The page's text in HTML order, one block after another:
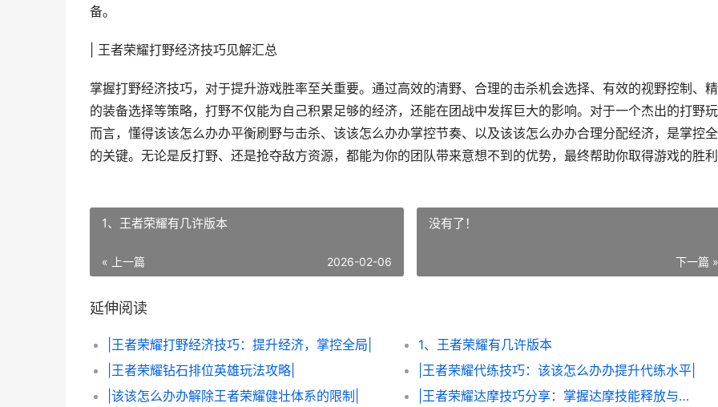
备。
| 王者荣耀打野经济技巧见解汇总
掌握打野经济技巧，对于提升游戏胜率至关重要。通过高效的清野、合理的击杀机会选择、有效的视野控制、
的装备选择等策略，打野不仅能为自己积累足够的经济，还能在团战中发挥巨大的影响。对于一个杰出的打野
而言，懂得该该怎么办办平衡刷野与击杀、该该怎么办办掌控节奏、以及该该怎么办办合理分配经济，是掌控
的关键。无论是反打野、还是抢夺敌方资源，都能为你的团队带来意想不到的优势，最终帮助你取得游戏的胜利
1、王者荣耀有几许版本
« 上一篇 2026-02-06
没有了！
下一篇 »
延伸阅读
|王者荣耀打野经济技巧：提升经济，掌控全局|
1、王者荣耀有几许版本
|王者荣耀钻石排位英雄玩法攻略|
|王者荣耀代练技巧：该该怎么办办提升代练水平|
|该该怎么办办解除王者荣耀健壮体系的限制|
|王者荣耀达摩技巧分享：掌握达摩技能释放与实战技巧，助你轻松翻盘|